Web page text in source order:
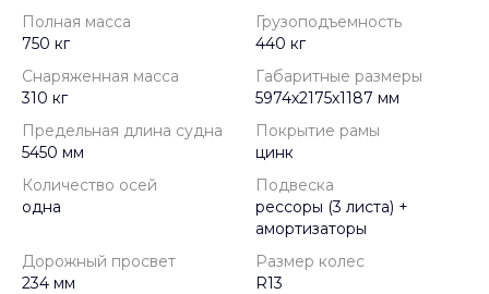
Полная масса
750 кг
Грузоподъемность
440 кг
Снаряженная масса
310 кг
Габаритные размеры
5974х2175х1187 мм
Предельная длина судна
5450 мм
Покрытие рамы
цинк
Количество осей
одна
Подвеска
рессоры (3 листа) +
амортизаторы
Дорожный просвет
234 мм
Размер колес
R13